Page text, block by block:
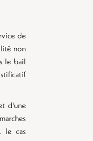
de
non
le bail
d'une
le cas